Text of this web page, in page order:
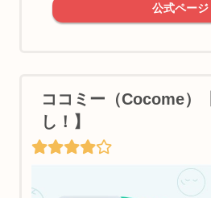
公式ページ
ココミー（Cocome）
し！】